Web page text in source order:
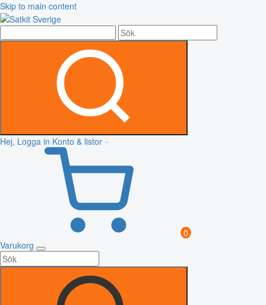
Skip to main content
Hej, Logga in Konto & listor
0
Varukorg